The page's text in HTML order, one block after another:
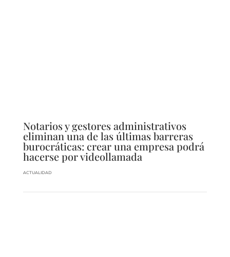
Notarios y gestores administrativos
eliminan una de las últimas barreras
burocráticas: crear una empresa podrá
hacerse por videollamada
ACTUALIDAD